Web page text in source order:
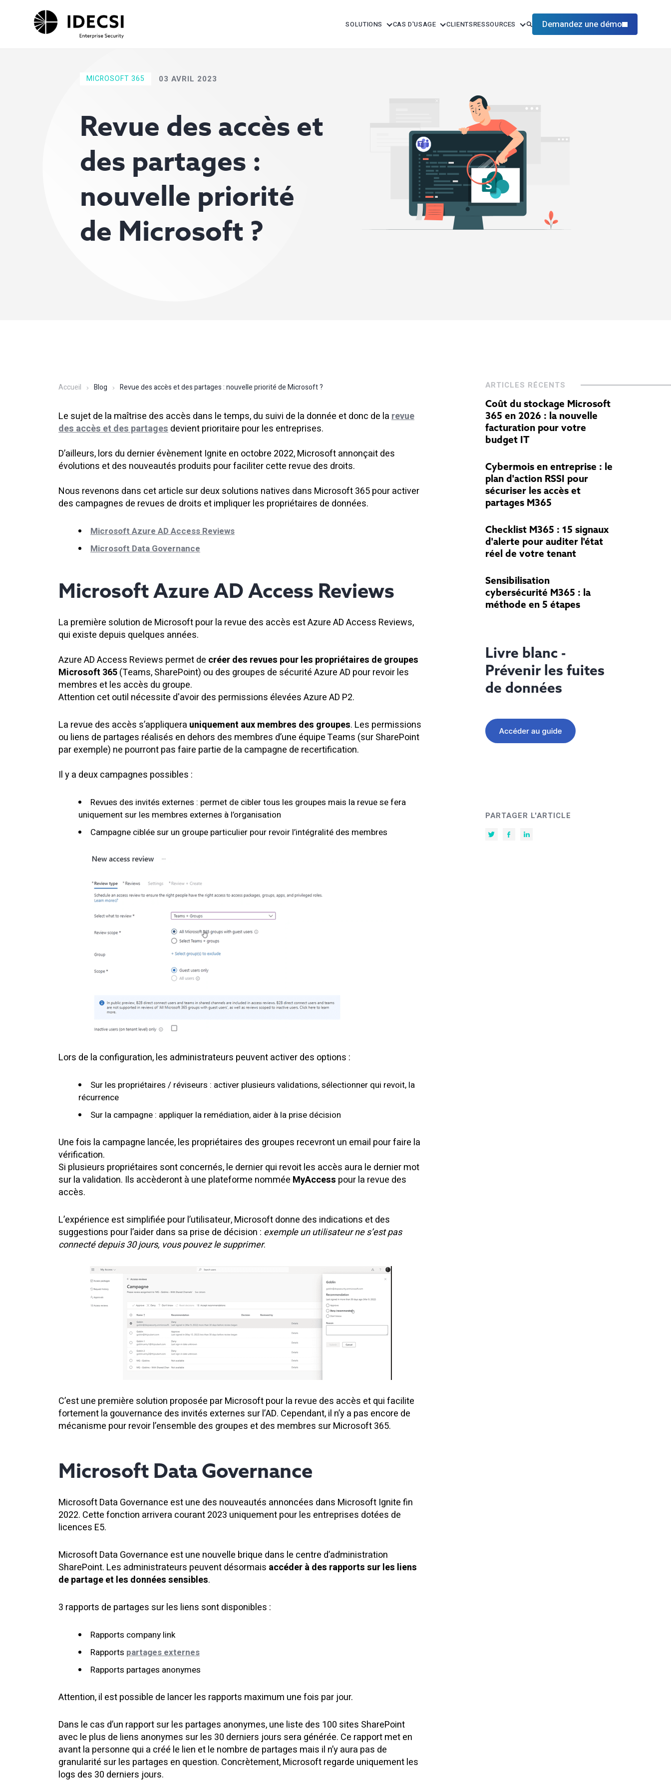
SOLUTIONS CAS D'USAGE CLIENTSRESSOURCES Demandez une démo
MICROSOFT 365 03 AVRIL 2023
Revue des accès et
des partages :
nouvelle priorité
de Microsoft ?
Accueil Blog Revue des accès et des partages : nouvelle priorité de Microsoft ?
Le sujet de la maîtrise des accès dans le temps, du suivi de la donnée et donc de larevue
des accès et des partagesdevient prioritaire pour les entreprises.
D’ailleurs, lors du dernier évènement Ignite en octobre 2022, Microsoft annonçait des
évolutions et des nouveautés produits pour faciliter cette revue des droits.
Nous revenons dans cet article sur deux solutions natives dans Microsoft 365 pour activer
des campagnes de revues de droits et impliquer les propriétaires de données.
Microsoft Azure AD Access Reviews
Microsoft Data Governance
Microsoft Azure AD Access Reviews
La première solution de Microsoft pour la revue des accès est Azure AD Access Reviews,
qui existe depuis quelques années.
Azure AD Access Reviews permet de créer des revues pour les propriétaires de groupes
Microsoft 365(Teams, SharePoint) ou des groupes de sécurité Azure AD pour revoir les
membres et les accès du groupe.
Attention cet outil nécessite d'avoir des permissions élevées Azure AD P2.
La revue des accès s’appliquera uniquement aux membres des groupes. Les permissions
ou liens de partages réalisés en dehors des membres d’une équipe Teams (sur SharePoint
par exemple) ne pourront pas faire partie de la campagne de recertification.
Il y a deux campagnes possibles :
Revues des invités externes : permet de cibler tous les groupes mais la revue se fera
uniquement sur les membres externes à l’organisation
Campagne ciblée sur un groupe particulier pour revoir l’intégralité des membres
Lors de la configuration, les administrateurs peuvent activer des options :
Sur les propriétaires / réviseurs : activer plusieurs validations, sélectionner qui revoit, la
récurrence
Sur la campagne : appliquer la remédiation, aider à la prise décision
Une fois la campagne lancée, les propriétaires des groupes recevront un email pour faire la
vérification.
Si plusieurs propriétaires sont concernés, le dernier qui revoit les accès aura le dernier mot
sur la validation. Ils accèderont à une plateforme nommée MyAccess pour la revue des
accès.
L’expérience est simplifiée pour l’utilisateur, Microsoft donne des indications et des
suggestions pour l’aider dans sa prise de décision : exemple un utilisateur ne s’est pas
connecté depuis 30 jours, vous pouvez le supprimer.
C’est une première solution proposée par Microsoft pour la revue des accès et qui facilite
fortement la gouvernance des invités externes sur l’AD. Cependant, il n’y a pas encore de
mécanisme pour revoir l’ensemble des groupes et des membres sur Microsoft 365.
Microsoft Data Governance
Microsoft Data Governance est une des nouveautés annoncées dans Microsoft Ignite fin
2022. Cette fonction arrivera courant 2023 uniquement pour les entreprises dotées de
licences E5.
Microsoft Data Governance est une nouvelle brique dans le centre d’administration
SharePoint. Les administrateurs peuvent désormais accéder à des rapports sur les liens
de partage et les données sensibles.
3 rapports de partages sur les liens sont disponibles :
Rapports company link
Rapports partages externes
Rapports partages anonymes
Attention, il est possible de lancer les rapports maximum une fois par jour.
Dans le cas d’un rapport sur les partages anonymes, une liste des 100 sites SharePoint
avec le plus de liens anonymes sur les 30 derniers jours sera générée. Ce rapport met en
avant la personne qui a créé le lien et le nombre de partages mais il n’y aura pas de
granularité sur les partages en question. Concrètement, Microsoft regarde uniquement les
logs des 30 derniers jours.
ARTICLES RÉCENTS
Coût du stockage Microsoft
365 en 2026 : la nouvelle
facturation pour votre
budget IT
Cybermois en entreprise : le
plan d'action RSSI pour
sécuriser les accès et
partages M365
Checklist M365 : 15 signaux
d'alerte pour auditer l'état
réel de votre tenant
Sensibilisation
cybersécurité M365 : la
méthode en 5 étapes
Livre blanc -
Prévenir les fuites
de données
PARTAGER L'ARTICLE